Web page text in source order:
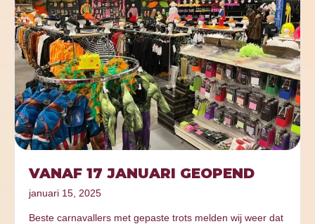
VANAF 17 JANUARI GEOPEND
januari 15, 2025
Beste carnavallers met gepaste trots melden wij weer dat